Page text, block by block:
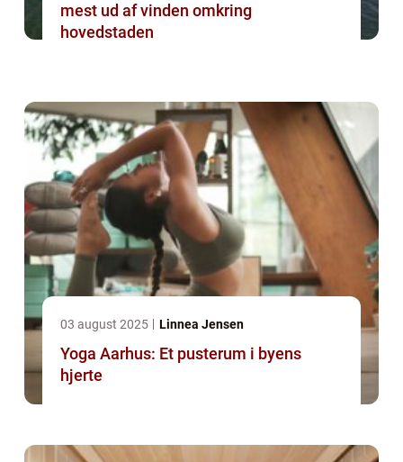
mest ud af vinden omkring
hovedstaden
03 august 2025 Linnea Jensen
Yoga Aarhus: Et pusterum i byens
hjerte